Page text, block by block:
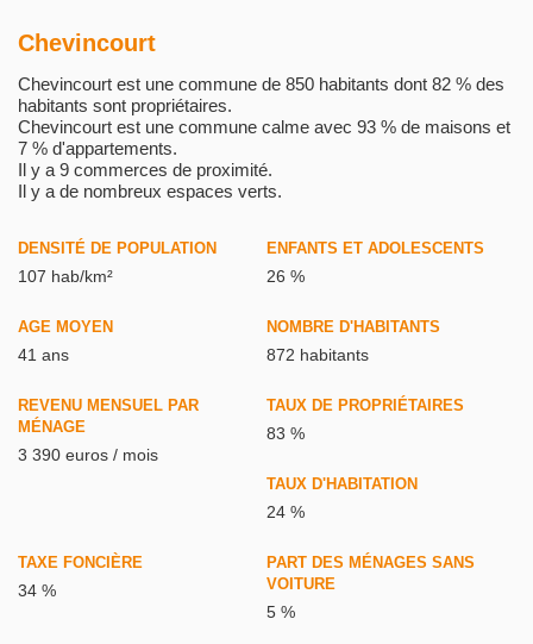
Chevincourt
Chevincourt est une commune de 850 habitants dont 82 % des
habitants sont propriétaires.
Chevincourt est une commune calme avec 93 % de maisons et
7 % d'appartements.
Il y a 9 commerces de proximité.
Il y a de nombreux espaces verts.
DENSITÉ DE POPULATION
107 hab/km²
ENFANTS ET ADOLESCENTS
26 %
AGE MOYEN
41 ans
NOMBRE D'HABITANTS
872 habitants
REVENU MENSUEL PAR
MÉNAGE
3 390 euros / mois
TAUX DE PROPRIÉTAIRES
83 %
TAUX D'HABITATION
24 %
TAXE FONCIÈRE
34 %
PART DES MÉNAGES SANS
VOITURE
5 %